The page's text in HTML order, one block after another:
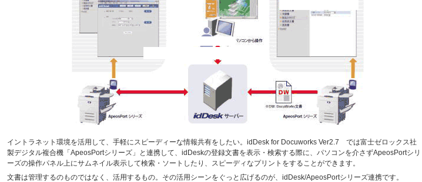
イントラネット環境を活用して、手軽にスピーディーな情報共有をしたい。idDesk for Docuworks Ver2.7 では富士ゼロックス社
製デジタル複合機「ApeosPortシリーズ」と連携して、idDeskの登録文書を表示・検索する際に、パソコンを介さずApeosPortシリ
ーズの操作パネル上にサムネイル表示して検索・ソートしたり、スピーディなプリントをすることができます。
文書は管理するのものではなく、活用するもの。その活用シーンをぐっと広げるのが、idDesk/ApeosPortシリーズ連携です。